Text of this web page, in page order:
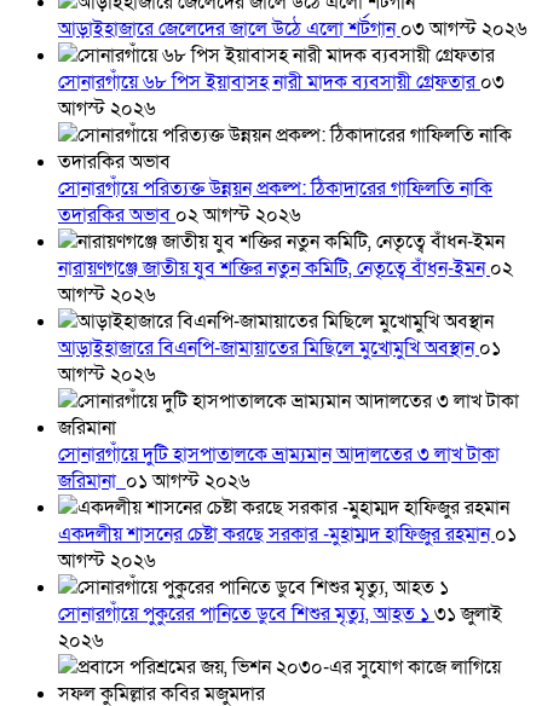
আড়াইহাজারে জেলেদের জালে উঠে এলো শর্টগান০৩ আগস্ট ২০২৬
সোনারগাঁয়ে ৬৮ পিস ইয়াবাসহ নারী মাদক ব্যবসায়ী গ্রেফতার০৩
আগস্ট ২০২৬
সোনারগাঁয়ে পরিত্যক্ত উন্নয়ন প্রকল্প: ঠিকাদারের গাফিলতি নাকি
তদারকির অভাব ০২ আগস্ট ২০২৬
নারায়ণগঞ্জে জাতীয় যুব শক্তির নতুন কমিটি, নেতৃত্বে বাঁধন-ইমন০২
আগস্ট ২০২৬
আড়াইহাজারে বিএনপি-জামায়াতের মিছিলে মুখোমুখি অবস্থান০১
আগস্ট ২০২৬
সোনারগাঁয়ে দুটি হাসপাতালকে ভ্রাম্যমান আদালতের ৩ লাখ টাকা
জরিমানা ০১ আগস্ট ২০২৬
একদলীয় শাসনের চেষ্টা করছে সরকার -মুহাম্মদ হাফিজুর রহমান০১
আগস্ট ২০২৬
সোনারগাঁয়ে পুকুরের পানিতে ডুবে শিশুর মৃত্যু, আহত ১ ৩১ জুলাই
২০২৬